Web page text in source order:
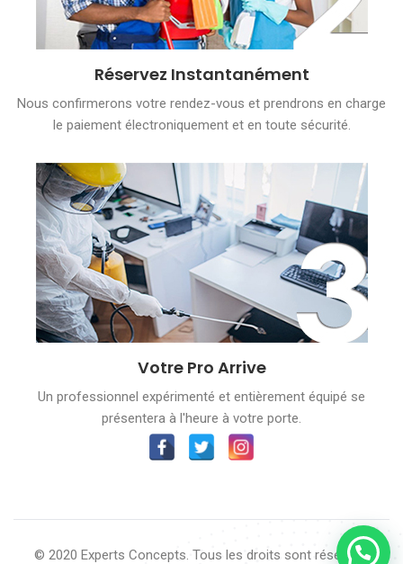
Réservez Instantanément
Nous confirmerons votre rendez-vous et prendrons en charge
le paiement électroniquement et en toute sécurité.
Votre Pro Arrive
Un professionnel expérimenté et entièrement équipé se
présentera à l'heure à votre porte.
© 2020 Experts Concepts. Tous les droits sont réservés.